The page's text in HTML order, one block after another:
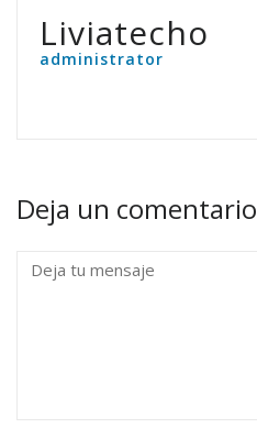
Liviatecho
administrator
Deja un comentario